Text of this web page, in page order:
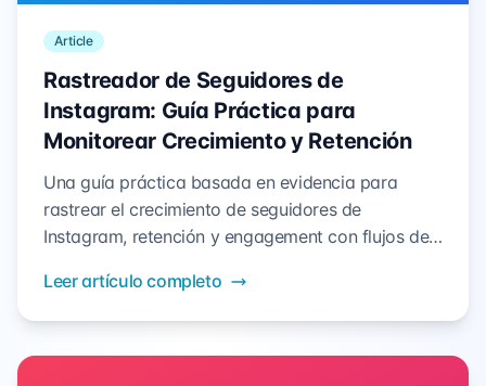
Article
Rastreador de Seguidores de
Instagram: Guía Práctica para
Monitorear Crecimiento y Retención
Una guía práctica basada en evidencia para
rastrear el crecimiento de seguidores de
Instagram, retención y engagement con flujos de
compatibles.
Leer artículo completo